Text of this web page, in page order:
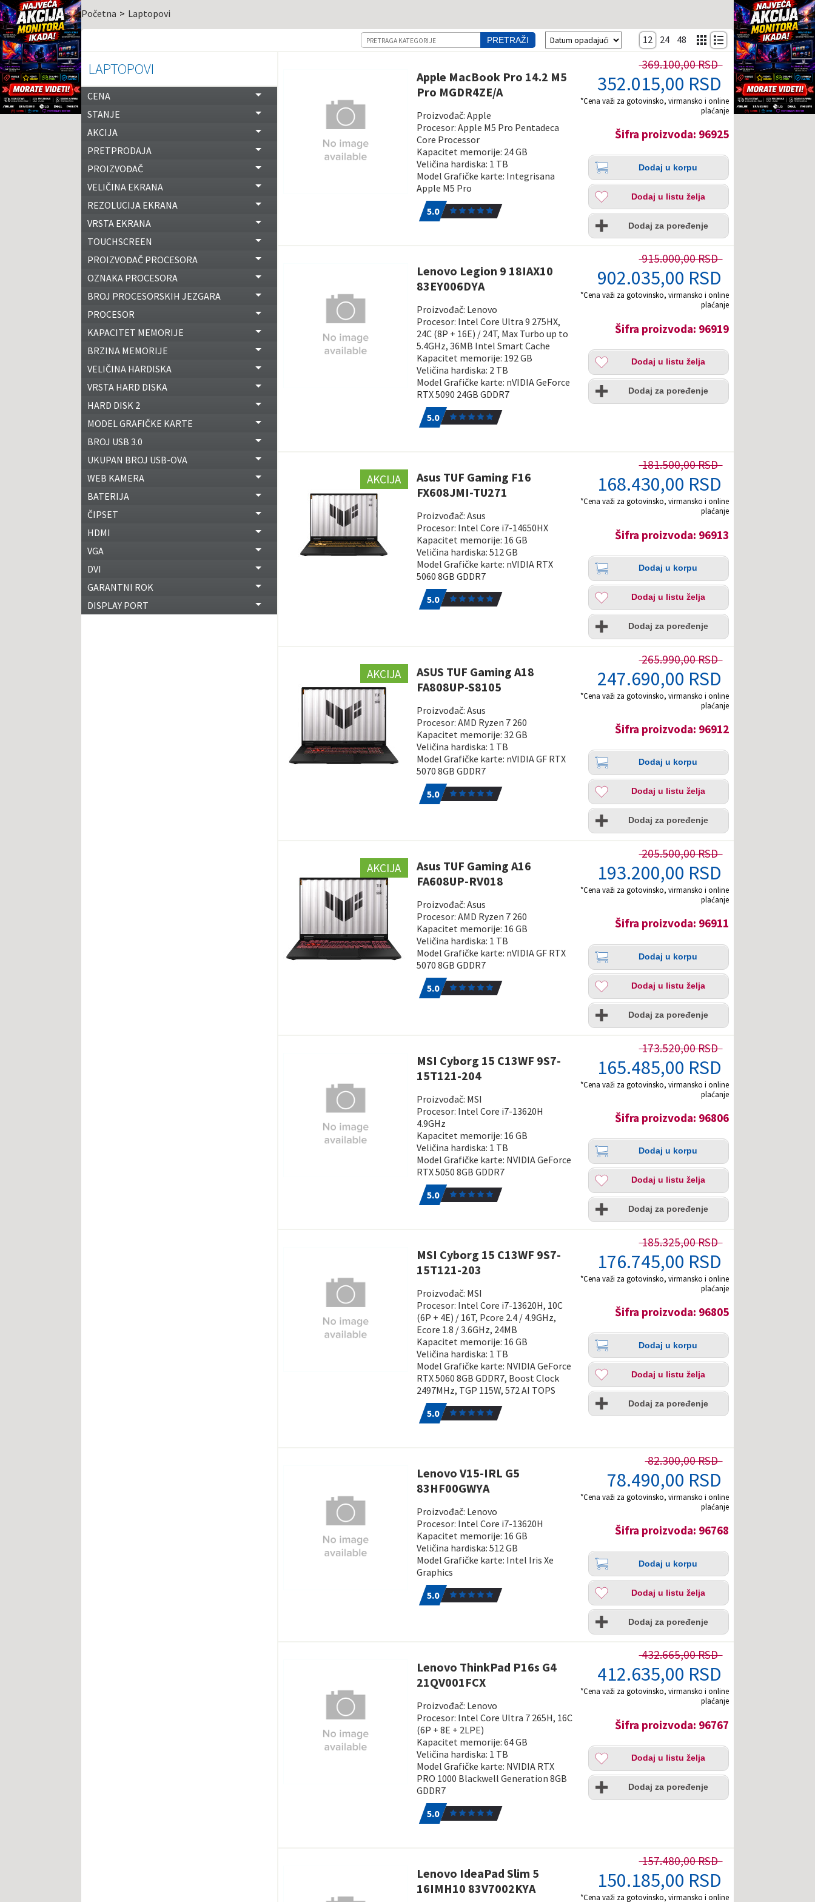
Početna Laptopovi
Pretraga PRETRAŽI Sortiranje 12 24 48
LAPTOPOVI
CENA
STANJE
AKCIJA
PRETPRODAJA
PROIZVOĐAČ
VELIČINA EKRANA
REZOLUCIJA EKRANA
VRSTA EKRANA
TOUCHSCREEN
PROIZVOĐAČ PROCESORA
OZNAKA PROCESORA
BROJ PROCESORSKIH JEZGARA
PROCESOR
KAPACITET MEMORIJE
BRZINA MEMORIJE
VELIČINA HARDISKA
VRSTA HARD DISKA
HARD DISK 2
MODEL GRAFIČKE KARTE
BROJ USB 3.0
UKUPAN BROJ USB-OVA
WEB KAMERA
BATERIJA
ČIPSET
HDMI
VGA
DVI
GARANTNI ROK
DISPLAY PORT
Apple MacBook Pro 14.2 M5
Pro MGDR4ZE/A
Proizvođač: Apple
Procesor: Apple M5 Pro Pentadeca
Core Processor
Kapacitet memorije: 24 GB
Veličina hardiska: 1 TB
Model Grafičke karte: Integrisana
Apple M5 Pro
5.01
5.0
369.100,00 RSD
352.015,00 RSD
*Cena važi za gotovinsko, virmansko i online
plaćanje
Šifra proizvoda: 96925
Količina
Dodaj
korpu
Dodaj u korpu
Dodaj
listu
želja
Dodaj u listu želja
Uporedi
Dodaj za poređenje
Lenovo Legion 9 18IAX10
83EY006DYA
Proizvođač: Lenovo
Procesor: Intel Core Ultra 9 275HX,
24C (8P + 16E) / 24T, Max Turbo up to
5.4GHz, 36MB Intel Smart Cache
Kapacitet memorije: 192 GB
Veličina hardiska: 2 TB
Model Grafičke karte: nVIDIA GeForce
RTX 5090 24GB GDDR7
5.01
5.0
915.000,00 RSD
902.035,00 RSD
*Cena važi za gotovinsko, virmansko i online
plaćanje
Šifra proizvoda: 96919
Dodaj
listu
želja
Dodaj u listu želja
Uporedi
Dodaj za poređenje
AKCIJA
Asus TUF Gaming F16
FX608JMI-TU271
Proizvođač: Asus
Procesor: Intel Core i7-14650HX
Kapacitet memorije: 16 GB
Veličina hardiska: 512 GB
Model Grafičke karte: nVIDIA RTX
5060 8GB GDDR7
5.01
5.0
181.500,00 RSD
168.430,00 RSD
*Cena važi za gotovinsko, virmansko i online
plaćanje
Šifra proizvoda: 96913
Količina
Dodaj
korpu
Dodaj u korpu
Dodaj
listu
želja
Dodaj u listu želja
Uporedi
Dodaj za poređenje
AKCIJA
ASUS TUF Gaming A18
FA808UP-S8105
Proizvođač: Asus
Procesor: AMD Ryzen 7 260
Kapacitet memorije: 32 GB
Veličina hardiska: 1 TB
Model Grafičke karte: nVIDIA GF RTX
5070 8GB GDDR7
5.01
5.0
265.990,00 RSD
247.690,00 RSD
*Cena važi za gotovinsko, virmansko i online
plaćanje
Šifra proizvoda: 96912
Količina
Dodaj
korpu
Dodaj u korpu
Dodaj
listu
želja
Dodaj u listu želja
Uporedi
Dodaj za poređenje
AKCIJA
Asus TUF Gaming A16
FA608UP-RV018
Proizvođač: Asus
Procesor: AMD Ryzen 7 260
Kapacitet memorije: 16 GB
Veličina hardiska: 1 TB
Model Grafičke karte: nVIDIA GF RTX
5070 8GB GDDR7
5.01
5.0
205.500,00 RSD
193.200,00 RSD
*Cena važi za gotovinsko, virmansko i online
plaćanje
Šifra proizvoda: 96911
Količina
Dodaj
korpu
Dodaj u korpu
Dodaj
listu
želja
Dodaj u listu želja
Uporedi
Dodaj za poređenje
MSI Cyborg 15 C13WF 9S7-
15T121-204
Proizvođač: MSI
Procesor: Intel Core i7-13620H
4.9GHz
Kapacitet memorije: 16 GB
Veličina hardiska: 1 TB
Model Grafičke karte: NVIDIA GeForce
RTX 5050 8GB GDDR7
5.01
5.0
173.520,00 RSD
165.485,00 RSD
*Cena važi za gotovinsko, virmansko i online
plaćanje
Šifra proizvoda: 96806
Količina
Dodaj
korpu
Dodaj u korpu
Dodaj
listu
želja
Dodaj u listu želja
Uporedi
Dodaj za poređenje
MSI Cyborg 15 C13WF 9S7-
15T121-203
Proizvođač: MSI
Procesor: Intel Core i7-13620H, 10C
(6P + 4E) / 16T, Pcore 2.4 / 4.9GHz,
Ecore 1.8 / 3.6GHz, 24MB
Kapacitet memorije: 16 GB
Veličina hardiska: 1 TB
Model Grafičke karte: NVIDIA GeForce
RTX 5060 8GB GDDR7, Boost Clock
2497MHz, TGP 115W, 572 AI TOPS
5.01
5.0
185.325,00 RSD
176.745,00 RSD
*Cena važi za gotovinsko, virmansko i online
plaćanje
Šifra proizvoda: 96805
Količina
Dodaj
korpu
Dodaj u korpu
Dodaj
listu
želja
Dodaj u listu želja
Uporedi
Dodaj za poređenje
Lenovo V15-IRL G5
83HF00GWYA
Proizvođač: Lenovo
Procesor: Intel Core i7-13620H
Kapacitet memorije: 16 GB
Veličina hardiska: 512 GB
Model Grafičke karte: Intel Iris Xe
Graphics
5.01
5.0
82.300,00 RSD
78.490,00 RSD
*Cena važi za gotovinsko, virmansko i online
plaćanje
Šifra proizvoda: 96768
Količina
Dodaj
korpu
Dodaj u korpu
Dodaj
listu
želja
Dodaj u listu želja
Uporedi
Dodaj za poređenje
Lenovo ThinkPad P16s G4
21QV001FCX
Proizvođač: Lenovo
Procesor: Intel Core Ultra 7 265H, 16C
(6P + 8E + 2LPE)
Kapacitet memorije: 64 GB
Veličina hardiska: 1 TB
Model Grafičke karte: NVIDIA RTX
PRO 1000 Blackwell Generation 8GB
GDDR7
5.01
5.0
432.665,00 RSD
412.635,00 RSD
*Cena važi za gotovinsko, virmansko i online
plaćanje
Šifra proizvoda: 96767
Dodaj
listu
želja
Dodaj u listu želja
Uporedi
Dodaj za poređenje
Lenovo IdeaPad Slim 5
16IMH10 83V7002KYA
157.480,00 RSD
150.185,00 RSD
*Cena važi za gotovinsko, virmansko i online